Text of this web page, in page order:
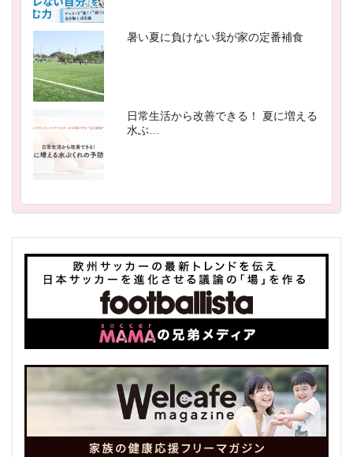
暑い夏に負けない我が家の定番補食
日常生活から改善できる！ 夏に増える
水ぶ…